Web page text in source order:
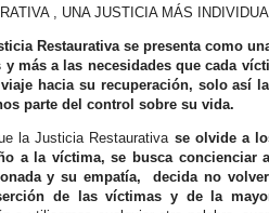
, UNA JUSTICIA MÁS
Restaurativa se presenta como
más a las necesidades que cada
hacia su recuperación, solo así
parte del control sobre su vida.
la Justicia Restaurativa se olvide a
a la víctima, se busca concienciar
y su empatía, decida no
de las víctimas y de la